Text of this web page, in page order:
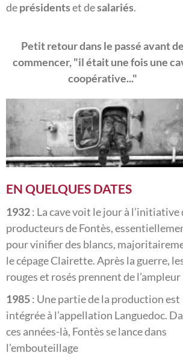
deprésidentset desalariés.
Petit retour dans le passé avant de
commencer, "il était une fois une
coopérative..."
EN QUELQUES DATES
1932: La cave voit le jour à l’initiative
producteurs de Fontès,
pour vinifier des blancs,
le cépage Clairette. Après la guerre,
rouges et rosés prennent de l’ampleur
1985: Une partie de la production est
intégrée à l’appellation Languedoc.
ces années-là, Fontès se lance dans
l’embouteillage